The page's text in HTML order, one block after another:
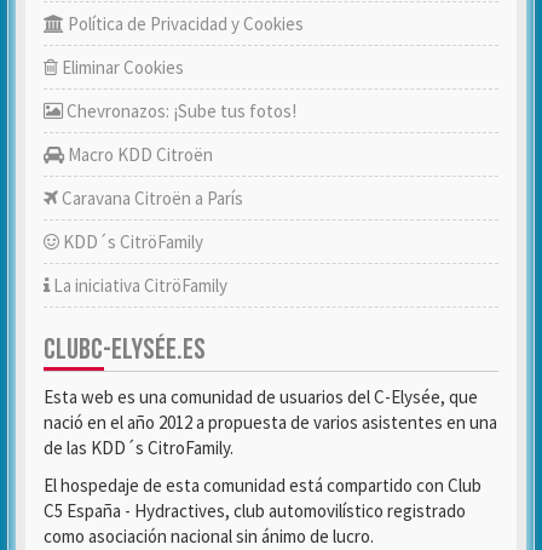
Política de Privacidad y Cookies
Eliminar Cookies
Chevronazos: ¡Sube tus fotos!
Macro KDD Citroën
Caravana Citroën a París
KDD´s CitröFamily
La iniciativa CitröFamily
CLUBC-ELYSÉE.ES
Esta web es una comunidad de usuarios del C-Elysée, que
nació en el año 2012 a propuesta de varios asistentes en una
de las KDD´s CitroFamily.
El hospedaje de esta comunidad está compartido con Club
C5 España - Hydractives, club automovilístico registrado
como asociación nacional sin ánimo de lucro.